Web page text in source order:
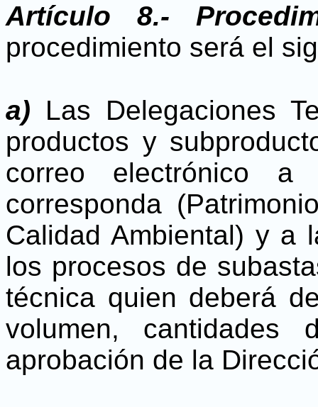
Artículo 8.-
procedimiento será el
a) Las Delegaciones
productos y
correo electrónico
corresponda
Calidad Ambiental) y a
los procesos de
técnica quien deberá
volumen, cantidades
aprobación de la